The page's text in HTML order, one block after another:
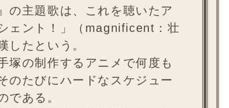
主題歌は、これを聴いたア
ェント！」（magnificent：壮
したという。
の制作するアニメで何度も
のたびにハードなスケジュー
である。